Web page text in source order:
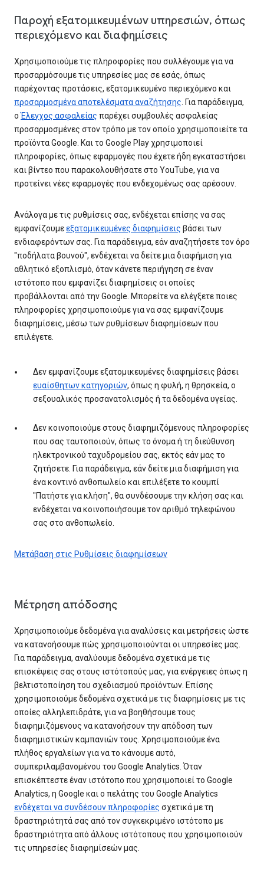
Παροχή εξατομικευμένων υπηρεσιών, όπως
περιεχόμενο και διαφημίσεις
Χρησιμοποιούμε τις πληροφορίες που συλλέγουμε για να
προσαρμόσουμε τις υπηρεσίες μας σε εσάς, όπως
παρέχοντας προτάσεις, εξατομικευμένο περιεχόμενο και
προσαρμοσμένα αποτελέσματα αναζήτησης . Για παράδειγμα,
οΈλεγχος ασφαλείας παρέχει συμβουλές ασφαλείας
προσαρμοσμένες στον τρόπο με τον οποίο χρησιμοποιείτε τα
προϊόντα Google. Και το Google Play χρησιμοποιεί
πληροφορίες, όπως εφαρμογές που έχετε ήδη εγκαταστήσει
και βίντεο που παρακολουθήσατε στο YouTube, για να
προτείνει νέες εφαρμογές που ενδεχομένως σας αρέσουν.
Ανάλογα με τις ρυθμίσεις σας, ενδέχεται επίσης να σας
εμφανίζουμεεξατομικευμένες διαφημίσεις βάσει των
ενδιαφερόντων σας. Για παράδειγμα, εάν αναζητήσετε τον όρο
"ποδήλατα βουνού", ενδέχεται να δείτε μια διαφήμιση για
αθλητικό εξοπλισμό, όταν κάνετε περιήγηση σε έναν
ιστότοπο που εμφανίζει διαφημίσεις οι οποίες
προβάλλονται από την Google. Μπορείτε να ελέγξετε ποιες
πληροφορίες χρησιμοποιούμε για να σας εμφανίζουμε
διαφημίσεις, μέσω των ρυθμίσεων διαφημίσεων που
επιλέγετε.
Δεν εμφανίζουμε εξατομικευμένες διαφημίσεις βάσει
ευαίσθητων κατηγοριών, όπως η φυλή, η θρησκεία, ο
σεξουαλικός προσανατολισμός ή τα δεδομένα υγείας.
Δεν κοινοποιούμε στους διαφημιζόμενους πληροφορίες
που σας ταυτοποιούν, όπως το όνομα ή τη διεύθυνση
ηλεκτρονικού ταχυδρομείου σας, εκτός εάν μας το
ζητήσετε. Για παράδειγμα, εάν δείτε μια διαφήμιση για
ένα κοντινό ανθοπωλείο και επιλέξετε το κουμπί
"Πατήστε για κλήση", θα συνδέσουμε την κλήση σας και
ενδέχεται να κοινοποιήσουμε τον αριθμό τηλεφώνου
σας στο ανθοπωλείο.
Μετάβαση στις Ρυθμίσεις διαφημίσεων
Μέτρηση απόδοσης
Χρησιμοποιούμε δεδομένα για αναλύσεις και μετρήσεις ώστε
να κατανοήσουμε πώς χρησιμοποιούνται οι υπηρεσίες μας.
Για παράδειγμα, αναλύουμε δεδομένα σχετικά με τις
επισκέψεις σας στους ιστότοπούς μας, για ενέργειες όπως η
βελτιστοποίηση του σχεδιασμού προϊόντων. Επίσης
χρησιμοποιούμε δεδομένα σχετικά με τις διαφημίσεις με τις
οποίες αλληλεπιδράτε, για να βοηθήσουμε τους
διαφημιζόμενους να κατανοήσουν την απόδοση των
διαφημιστικών καμπανιών τους. Χρησιμοποιούμε ένα
πλήθος εργαλείων για να το κάνουμε αυτό,
συμπεριλαμβανομένου του Google Analytics. Όταν
επισκέπτεστε έναν ιστότοπο που χρησιμοποιεί το Google
Analytics, η Google και ο πελάτης του Google Analytics
ενδέχεται να συνδέσουν πληροφορίες σχετικά με τη
δραστηριότητά σας από τον συγκεκριμένο ιστότοπο με
δραστηριότητα από άλλους ιστότοπους που χρησιμοποιούν
τις υπηρεσίες διαφημίσεών μας.